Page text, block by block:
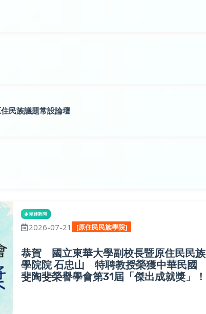
民族議題常設論壇
頭條新聞
2026-07-21 [原住民民族學院]
恭賀 國立東華大學副校長暨原住民民族
學院院 石忠山 特聘教授榮獲中華民國
斐陶斐榮譽學會第31屆「傑出成就獎」！